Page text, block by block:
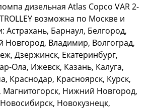
дизельная Atlas Copco VAR 2-
возможна по Москве и
Астрахань, Барнаул, Белгород,
Новгород, Владимир, Волгоград,
Дзержинск, Екатеринбург,
Ола, Ижевск, Казань, Калуга,
Краснодар, Красноярск, Курск,
Нижний Новгород,
Новокузнецк,